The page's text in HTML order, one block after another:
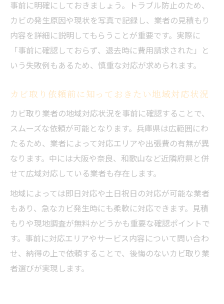
事前に明確にしておきましょう。トラブル防止のため、
カビの発生原因や現状を写真で記録し、業者の見積もり
内容を詳細に説明してもらうことが重要です。実際に
「事前に確認しておらず、退去時に費用請求された」と
いう失敗例もあるため、慎重な対応が求められます。
カビ取り依頼前に知っておきたい地域対応状況
カビ取り業者の地域対応状況を事前に確認することで、
スムーズな依頼が可能となります。兵庫県は広範囲にわ
たるため、業者によって対応エリアや出張費の有無が異
なります。中には大阪や奈良、和歌山など近隣府県と併
せて広域対応している業者も存在します。
地域によっては即日対応や土日祝日の対応が可能な業者
もあり、急なカビ発生時にも柔軟に対応できます。見積
もりや現地調査が無料かどうかも重要な確認ポイントで
す。事前に対応エリアやサービス内容について問い合わ
せ、納得の上で依頼することで、後悔のないカビ取り業
者選びが実現します。